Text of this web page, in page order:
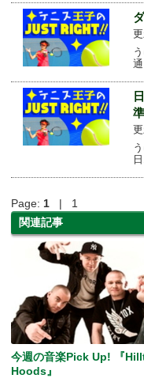
Page: 1 | 1
関連記事
今週の音楽Pick Up! 『
Hoods』